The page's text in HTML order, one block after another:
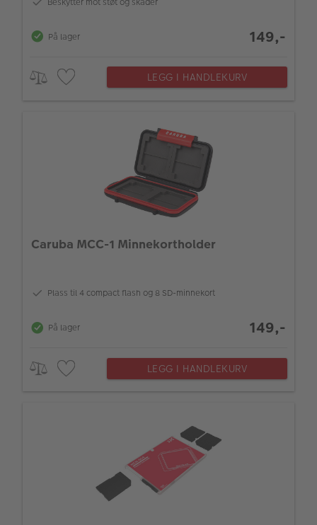
På lager 149,-
LEGG I HANDLEKURV
Caruba MCC-1 Minnekortholder
Plass til 4 compact flash og 8 SD-minnekort
På lager 149,-
LEGG I HANDLEKURV